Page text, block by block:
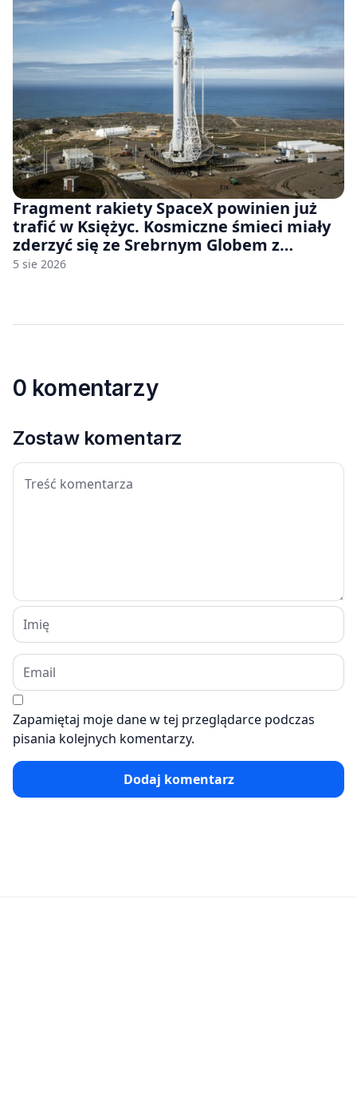
Fragment rakiety SpaceX powinien już
trafić w Księżyc. Kosmiczne śmieci miały
zderzyć się ze Srebrnym Globem z
prędkością 8690 km/h
5 sie 2026
0 komentarzy
Zostaw komentarz
Zapamiętaj moje dane w tej przeglądarce podczas
pisania kolejnych komentarzy.
Dodaj komentarz